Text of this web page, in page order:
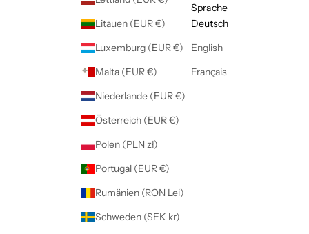
Litauen (EUR €)
Luxemburg (EUR €)
Malta (EUR €)
Niederlande (EUR €)
Österreich (EUR €)
Polen (PLN zł)
Portugal (EUR €)
Rumänien (RON Lei)
Schweden (SEK kr)
Sprache
Deutsch
English
Français